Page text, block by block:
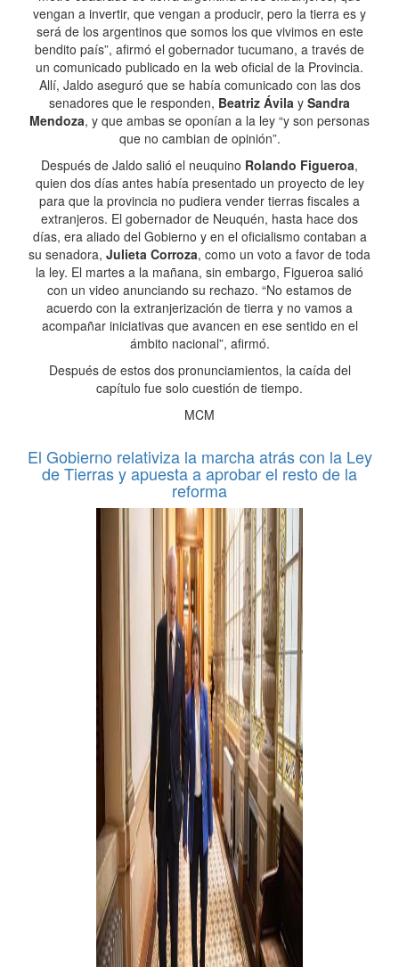
vengan a invertir, que vengan a producir, pero la tierra es y
será de los argentinos que somos los que vivimos en este
bendito país”, afirmó el gobernador tucumano, a través de
un comunicado publicado en la web oficial de la Provincia.
Allí, Jaldo aseguró que se había comunicado con las dos
senadores que le responden, Beatriz Ávila y Sandra
Mendoza, y que ambas se oponían a la ley “y son personas
que no cambian de opinión”.
Después de Jaldo salió el neuquino Rolando Figueroa,
quien dos días antes había presentado un proyecto de ley
para que la provincia no pudiera vender tierras fiscales a
extranjeros. El gobernador de Neuquén, hasta hace dos
días, era aliado del Gobierno y en el oficialismo contaban a
su senadora, Julieta Corroza, como un voto a favor de toda
la ley. El martes a la mañana, sin embargo, Figueroa salió
con un video anunciando su rechazo. “No estamos de
acuerdo con la extranjerización de tierra y no vamos a
acompañar iniciativas que avancen en ese sentido en el
ámbito nacional”, afirmó.
Después de estos dos pronunciamientos, la caída del
capítulo fue solo cuestión de tiempo.
MCM
El Gobierno relativiza la marcha atrás con la Ley
de Tierras y apuesta a aprobar el resto de la
reforma